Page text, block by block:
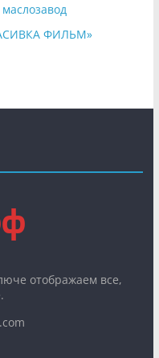
ФИЛЬМ»
отображаем все,